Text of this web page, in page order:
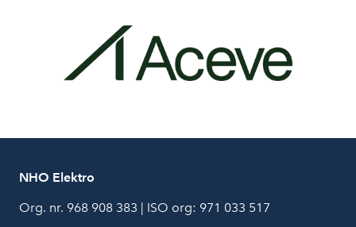
NHO Elektro
Org. nr. 968 908 383 | ISO org: 971 033 517